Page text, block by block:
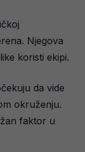
Njegova
koristi ekipi.
da vide
okruženju.
faktor u